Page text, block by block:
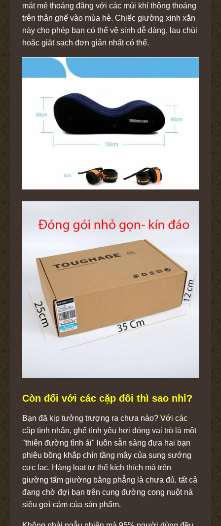
mát mẻ thoáng đãng với các múi khí thông thoáng
trên thân ghế vào mùa hè. Chiếc giường xinh xắn
này cho phép bạn có thể vệ sinh dễ dàng, lau chùi
hoặc giặt sạch đơn giản nhất có thể.
Còn đối với các cặp đôi thì sao nhỉ?
Bạn đã kịp tưởng trượng ra chưa nào? Với các
cặp tình nhân, ghế tình yêu hơi đóng vai trò là một
"thiên đường tình ái" luôn sẵn sàng đưa hai bạn
phiêu bồng khắp chín tầng mây của sung sướng
cực lạc. Hàng loạt tư thế kích thích mà trên
giường tấm giường bằng phẳng là chưa đủ, tất cả
đang chờ đợi bạn trên cung đường cong nuột nà
siêu gợi cảm của sản phẩm.